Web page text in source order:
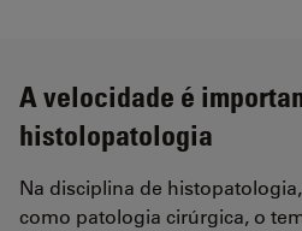
A velocidade é
histolopatologia
Na disciplina de
como patologia cirúrgica, o